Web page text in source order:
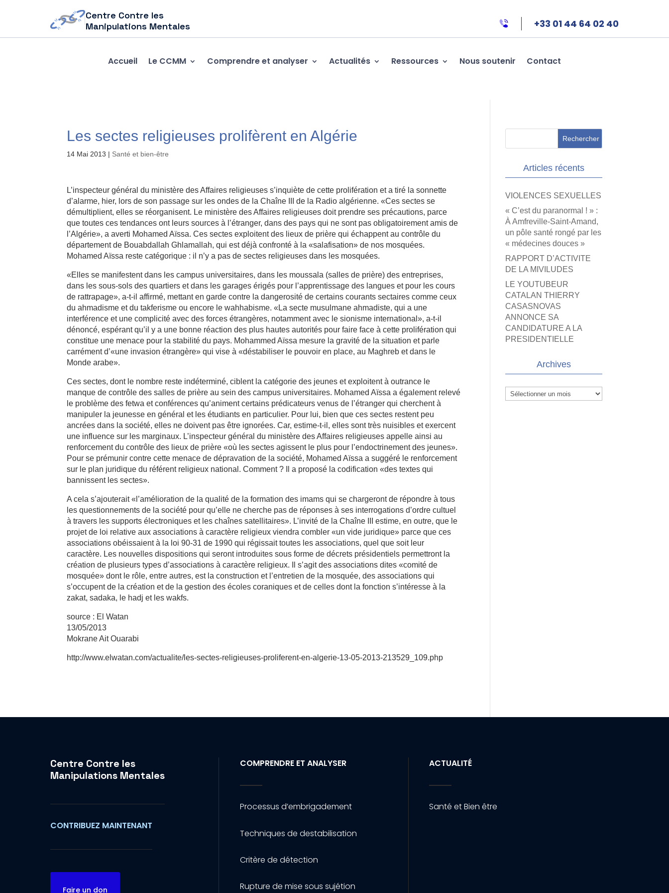
Centre Contre les
Manipulations Mentales
+33 01 44 64 02 40
Accueil Le CCMM Comprendre et analyser Actualités Ressources Nous soutenir Contact
Les sectes religieuses prolifèrent en Algérie
14 Mai 2013 | Santé et bien-être
L’inspecteur général du ministère des Affaires religieuses s’inquiète de cette prolifération et a tiré la sonnette
d’alarme, hier, lors de son passage sur les ondes de la Chaîne III de la Radio algérienne. «Ces sectes se
démultiplient, elles se réorganisent. Le ministère des Affaires religieuses doit prendre ses précautions, parce
que toutes ces tendances ont leurs sources à l’étranger, dans des pays qui ne sont pas obligatoirement amis de
l’Algérie», a averti Mohamed Aïssa. Ces sectes exploitent des lieux de prière qui échappent au contrôle du
département de Bouabdallah Ghlamallah, qui est déjà confronté à la «salafisation» de nos mosquées.
Mohamed Aïssa reste catégorique : il n’y a pas de sectes religieuses dans les mosquées.
«Elles se manifestent dans les campus universitaires, dans les moussala (salles de prière) des entreprises,
dans les sous-sols des quartiers et dans les garages érigés pour l’apprentissage des langues et pour les cours
de rattrapage», a-t-il affirmé, mettant en garde contre la dangerosité de certains courants sectaires comme ceux
du ahmadisme et du takferisme ou encore le wahhabisme. «La secte musulmane ahmadiste, qui a une
interférence et une complicité avec des forces étrangères, notamment avec le sionisme international», a-t-il
dénoncé, espérant qu’il y a une bonne réaction des plus hautes autorités pour faire face à cette prolifération qui
constitue une menace pour la stabilité du pays. Mohammed Aïssa mesure la gravité de la situation et parle
carrément d’«une invasion étrangère» qui vise à «déstabiliser le pouvoir en place, au Maghreb et dans le
Monde arabe».
Ces sectes, dont le nombre reste indéterminé, ciblent la catégorie des jeunes et exploitent à outrance le
manque de contrôle des salles de prière au sein des campus universitaires. Mohamed Aïssa a également relevé
le problème des fetwa et conférences qu’animent certains prédicateurs venus de l’étranger qui cherchent à
manipuler la jeunesse en général et les étudiants en particulier. Pour lui, bien que ces sectes restent peu
ancrées dans la société, elles ne doivent pas être ignorées. Car, estime-t-il, elles sont très nuisibles et exercent
une influence sur les marginaux. L’inspecteur général du ministère des Affaires religieuses appelle ainsi au
renforcement du contrôle des lieux de prière «où les sectes agissent le plus pour l’endoctrinement des jeunes».
Pour se prémunir contre cette menace de dépravation de la société, Mohamed Aïssa a suggéré le renforcement
sur le plan juridique du référent religieux national. Comment ? Il a proposé la codification «des textes qui
bannissent les sectes».
A cela s’ajouterait «l’amélioration de la qualité de la formation des imams qui se chargeront de répondre à tous
les questionnements de la société pour qu’elle ne cherche pas de réponses à ses interrogations d’ordre cultuel
à travers les supports électroniques et les chaînes satellitaires». L’invité de la Chaîne III estime, en outre, que le
projet de loi relative aux associations à caractère religieux viendra combler «un vide juridique» parce que ces
associations obéissaient à la loi 90-31 de 1990 qui régissait toutes les associations, quel que soit leur
caractère. Les nouvelles dispositions qui seront introduites sous forme de décrets présidentiels permettront la
création de plusieurs types d’associations à caractère religieux. Il s’agit des associations dites «comité de
mosquée» dont le rôle, entre autres, est la construction et l’entretien de la mosquée, des associations qui
s’occupent de la création et de la gestion des écoles coraniques et de celles dont la fonction s’intéresse à la
zakat, sadaka, le hadj et les wakfs.
source : El Watan
13/05/2013
Mokrane Ait Ouarabi
http://www.elwatan.com/actualite/les-sectes-religieuses-proliferent-en-algerie-13-05-2013-213529_109.php
Articles récents
VIOLENCES SEXUELLES
« C’est du paranormal ! » :
À Amfreville-Saint-Amand,
un pôle santé rongé par les
« médecines douces »
RAPPORT D’ACTIVITE
DE LA MIVILUDES
LE YOUTUBEUR
CATALAN THIERRY
CASASNOVAS
ANNONCE SA
CANDIDATURE A LA
PRESIDENTIELLE
Archives
Archives
Centre Contre les
Manipulations Mentales
CONTRIBUEZ MAINTENANT
Faire un don
COMPRENDRE ET ANALYSER
Processus d’embrigadement
Techniques de destabilisation
Critère de détection
Rupture de mise sous sujétion
ACTUALITÉ
Santé et Bien être